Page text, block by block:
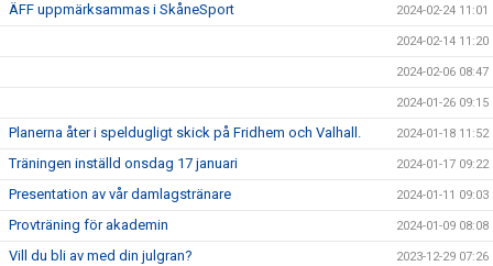
ÄFF uppmärksammas i SkåneSport 2024-02-24 11:01
2024-02-14 11:20
2024-02-06 08:47
2024-01-26 09:15
Planerna åter i speldugligt skick på Fridhem och Valhall. 2024-01-18 11:52
Träningen inställd onsdag 17 januari 2024-01-17 09:22
Presentation av vår damlagstränare 2024-01-11 09:03
Provträning för akademin 2024-01-09 08:08
Vill du bli av med din julgran? 2023-12-29 07:26